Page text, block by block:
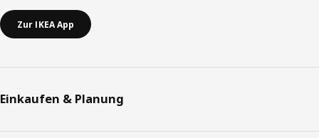
Zur IKEA App
Einkaufen & Planung